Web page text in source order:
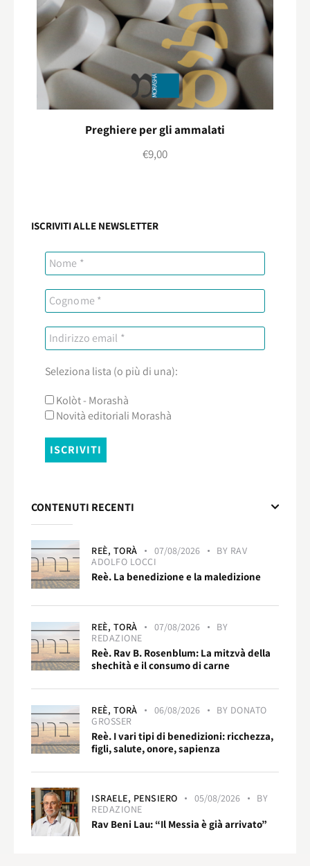
Preghiere per gli ammalati
€9,00
ISCRIVITI ALLE NEWSLETTER
Seleziona lista (o più di una):
Kolòt - Morashà
Novità editoriali Morashà
CONTENUTI RECENTI
REÈ, TORÀ 07/08/2026 BY RAV
ADOLFO LOCCI
Reè. La benedizione e la maledizione
REÈ, TORÀ 07/08/2026
BY
REDAZIONE
Reè. Rav B. Rosenblum: La mitzvà della
shechità e il consumo di carne
REÈ, TORÀ 06/08/2026 BY DONATO
GROSSER
Reè. I vari tipi di benedizioni: ricchezza,
figli, salute, onore, sapienza
ISRAELE, PENSIERO 05/08/2026
BY
REDAZIONE
Rav Beni Lau: “Il Messia è già arrivato”